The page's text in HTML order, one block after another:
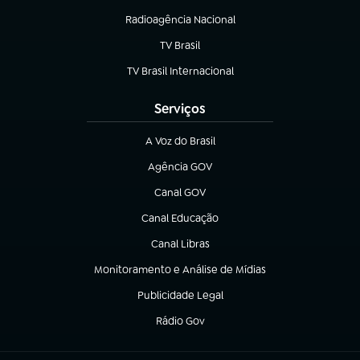
Radioagência Nacional
(abre em nova aba)
TV Brasil
(abre em nova aba)
TV Brasil Internacional
(abre em nova aba)
Serviços
A Voz do Brasil
(abre em nova aba)
Agência GOV
(abre em nova aba)
Canal GOV
(abre em nova aba)
Canal Educação
(abre em nova aba)
Canal Libras
(abre em nova aba)
Monitoramento e Análise de Mídias
(abre em nova aba)
Publicidade Legal
(abre em nova aba)
Rádio Gov
(abre em nova aba)